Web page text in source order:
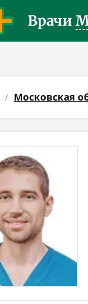
Врачи
Московская